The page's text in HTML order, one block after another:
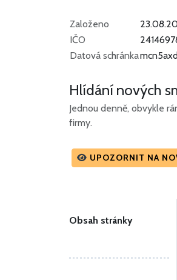
Založeno
IČO
Datová schránkamcn5axd
Hlídání nových
Jednou denně, obvykle
firmy.
UPOZORNIT NA
Obsah stránky